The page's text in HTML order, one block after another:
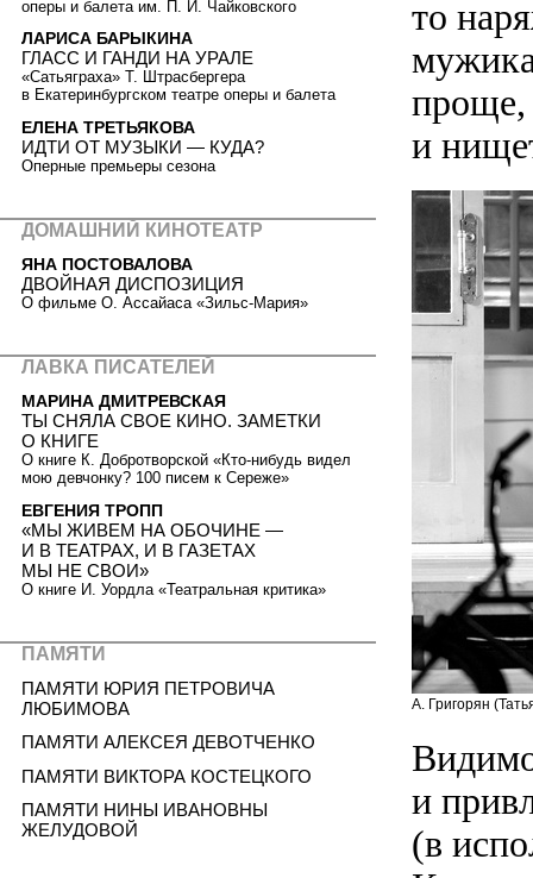
то
проще,
и
А. Григорян
и
(в
оперы и балета им. П. И. Чайковского
ЛАРИСА БАРЫКИНА
ГЛАСС И ГАНДИ НА УРАЛЕ
«Сатьяграха» Т. Штрасбергера
в Екатеринбургском театре оперы и балета
ЕЛЕНА ТРЕТЬЯКОВА
ИДТИ ОТ МУЗЫКИ — КУДА?
Оперные премьеры сезона
ДОМАШНИЙ КИНОТЕАТР
ЯНА ПОСТОВАЛОВА
ДВОЙНАЯ ДИСПОЗИЦИЯ
О фильме О. Ассайаса «Зильс-Мария»
ЛАВКА ПИСАТЕЛЕЙ
МАРИНА ДМИТРЕВСКАЯ
ТЫ СНЯЛА СВОЕ КИНО. ЗАМЕТКИ
О КНИГЕ
О книге К. Добротворской «Кто-нибудь видел
мою девчонку? 100 писем к Сереже»
ЕВГЕНИЯ ТРОПП
«МЫ ЖИВЕМ НА ОБОЧИНЕ —
И В ТЕАТРАХ, И В ГАЗЕТАХ
МЫ НЕ СВОИ»
О книге И. Уордла «Театральная критика»
ПАМЯТИ
ПАМЯТИ ЮРИЯ ПЕТРОВИЧА
ЛЮБИМОВА
ПАМЯТИ АЛЕКСЕЯ ДЕВОТЧЕНКО
ПАМЯТИ ВИКТОРА КОСТЕЦКОГО
ПАМЯТИ НИНЫ ИВАНОВНЫ
ЖЕЛУДОВОЙ